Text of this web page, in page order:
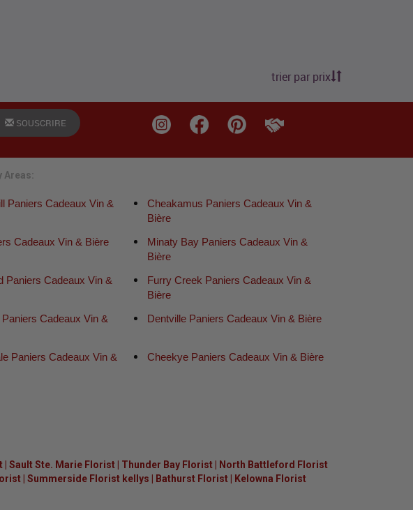
trier par prix
SOUSCRIRE
Areas:
Paniers Cadeaux Vin &
Cheakamus Paniers Cadeaux Vin &
Bière
Cadeaux Vin & Bière
Minaty Bay Paniers Cadeaux Vin &
Bière
Paniers Cadeaux Vin &
Furry Creek Paniers Cadeaux Vin &
Bière
Cadeaux Vin &
Dentville Paniers Cadeaux Vin & Bière
Paniers Cadeaux Vin &
Cheekye Paniers Cadeaux Vin & Bière
Sault Ste. Marie Florist Thunder Bay Florist
North Battleford Florist
| Summerside Florist kellys Bathurst Florist|
Kelowna Florist